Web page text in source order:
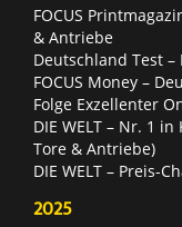
FOCUS
& Antriebe
Deutschland Test
FOCUS Money –
Folge Exzellenter
DIE WELT – Nr. 1
Tore & Antriebe)
DIE WELT – Preis-
2025